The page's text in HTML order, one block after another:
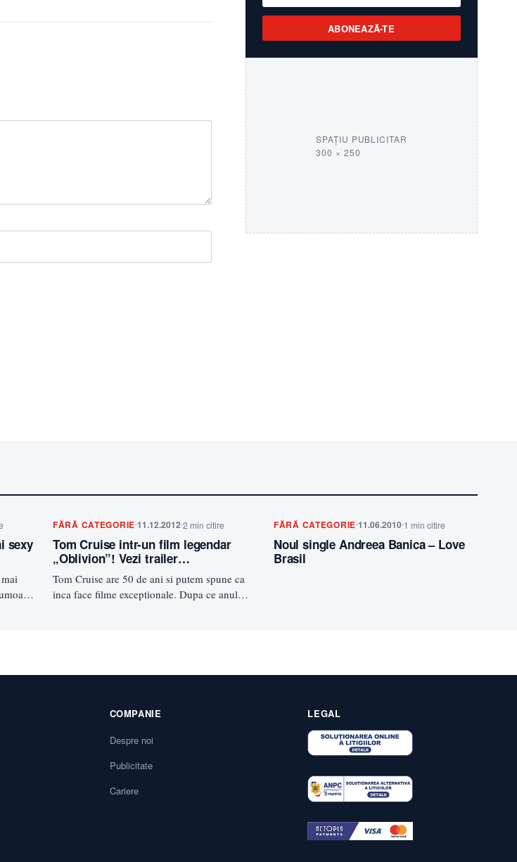
ABONEAZĂ-TE
SPAȚIU PUBLICITAR
300 × 250
sexy
FĂRĂ CATEGORIE11.12.20122 min citire
Tom Cruise intr-un film legendar
„Oblivion”! Vezi trailer…
Tom Cruise are 50 de ani si putem spune ca
inca face filme exceptionale. Dupa ce anul
FĂRĂ CATEGORIE11.06.2010 1 min citire
Noul single Andreea Banica – Love
Brasil
COMPANIE
Despre noi
Publicitate
Cariere
LEGAL